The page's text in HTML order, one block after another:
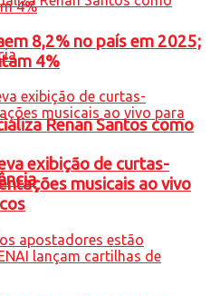
Renan Santos como
8,2% no país em 2025;
4%
exibição de curtas-
musicais ao vivo